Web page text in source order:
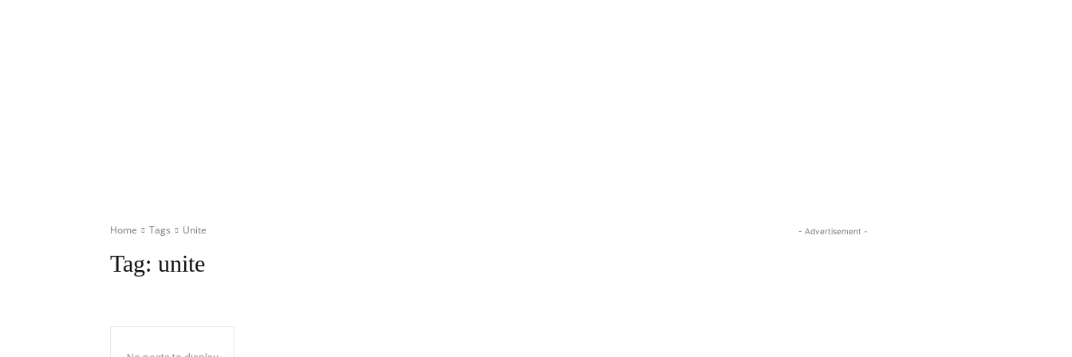
Home Tags Unite
Tag: unite
- Advertisement -